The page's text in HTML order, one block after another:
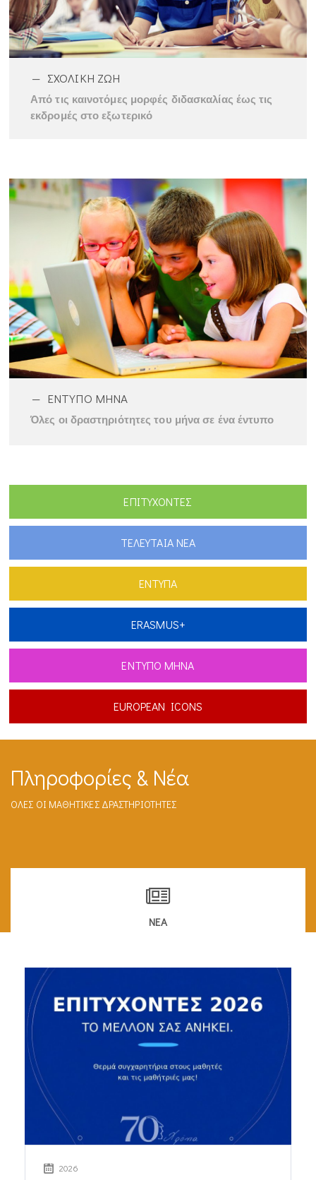
ΣΧΟΛΙΚΗ ΖΩΗ
Από τις καινοτόμες μορφές διδασκαλίας έως τις
εκδρομές στο εξωτερικό
ΕΝΤΥΠΟ ΜΗΝΑ
Όλες οι δραστηριότητες του μήνα σε ένα έντυπο
ΕΠΙΤΥΧΟΝΤΕΣ
ΤΕΛΕΥΤΑΙΑ ΝΕΑ
ΕΝΤΥΠΑ
ERASMUS+
ΕΝΤΥΠΟ ΜΗΝΑ
EUROPEAN ICONS
Πληροφορίες & Νέα
ΟΛΕΣ ΟΙ ΜΑΘΗΤΙΚΕΣ ΔΡΑΣΤΗΡΙΟΤΗΤΕΣ
ΝΕΑ
2026